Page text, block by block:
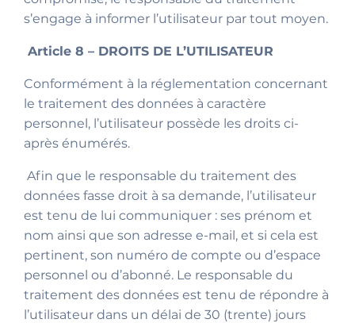
s’engage à informer l’utilisateur par tout moyen.
Article 8 – DROITS DE L’UTILISATEUR
Conformément à la réglementation concernant
le traitement des données à caractère
personnel, l’utilisateur possède les droits ci-
après énumérés.
Afin que le responsable du traitement des
données fasse droit à sa demande, l’utilisateur
est tenu de lui communiquer : ses prénom et
nom ainsi que son adresse e-mail, et si cela est
pertinent, son numéro de compte ou d’espace
personnel ou d’abonné. Le responsable du
traitement des données est tenu de répondre à
l’utilisateur dans un délai de 30 (trente) jours